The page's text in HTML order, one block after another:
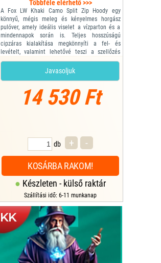
Többféle elérhető >>>
A Fox LW Khaki Camo Split Zip Hoody egy
könnyű, mégis meleg és kényelmes horgász
pulóver, amely ideális viselet a vízparton és a
mindennapok során is. Teljes hosszúságú
cipzáras kialakítása megkönnyíti a fel- és
levételt, valamint lehetővé teszi a szellőzés
szabályozását. Puha, légáteresztő anyaga kiváló
hőszigetelést biztosít, miközben maximális
mozgásszabadságot nyújt. Modern khaki camo
Javasoljuk
14 530 Ft
Készleten - külső raktár
Szállítási idő: 6-11 munkanap
db + -
KOSÁRBA RAKOM!